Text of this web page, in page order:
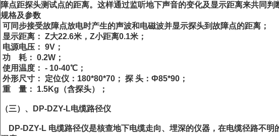
障点距探头测试点的距离。这样通过监听地下声音的变化及显示距离来共同判
规格及参数
可同步接受故障点放电时产生的声波和电磁波并显示探头到故障点的距离；
显示距离： Z大22.6米，Z小距离0.1米；
电源电压： 9V；
功 耗： 0.2W；
使用温度： - 10-40℃；
外形尺寸： 定位仪：180*80*70； 探 头：Ф85*90；
重 量： 1.5Kg（含探头）；
（三）、DP-DZY-L电缆路径仪
DP-DZY-L 电缆路径仪是核查地下电缆走向、埋深的仪器，在电缆径路不明